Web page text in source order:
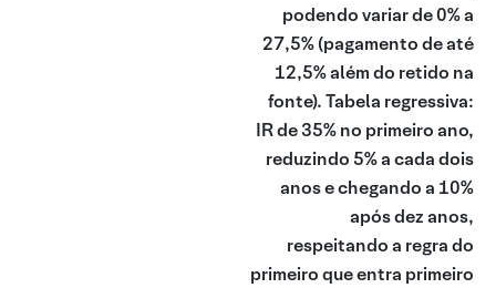
podendo variar de 0% a
27,5% (pagamento de até
12,5% além do retido na
fonte). Tabela regressiva:
IR de 35% no primeiro ano,
reduzindo 5% a cada dois
anos e chegando a 10%
após dez anos,
respeitando a regra do
primeiro que entra primeiro